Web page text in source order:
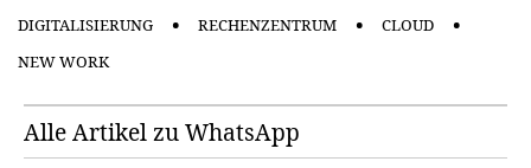
DIGITALISIERUNG
RECHENZENTRUM
CLOUD
NEW WORK
Alle Artikel zu WhatsApp